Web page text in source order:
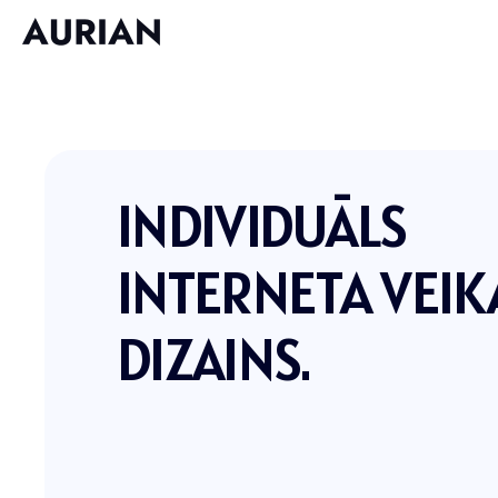
INDIVIDUĀLS
INTERNETA
DIZAINS.